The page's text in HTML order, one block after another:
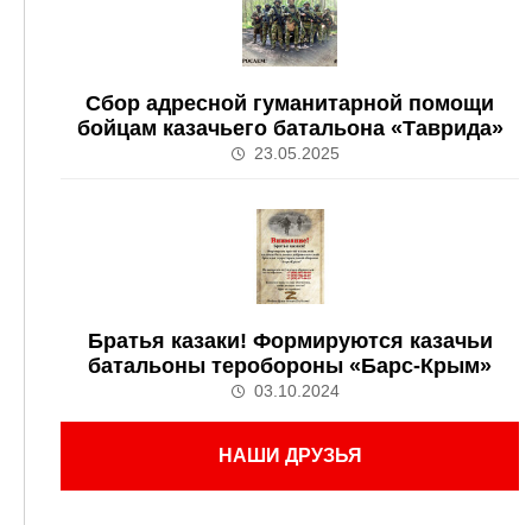
Сбор адресной гуманитарной помощи
бойцам казачьего батальона «Таврида»
23.05.2025
Братья казаки! Формируются казачьи
батальоны теробороны «Барс-Крым»
03.10.2024
НАШИ ДРУЗЬЯ